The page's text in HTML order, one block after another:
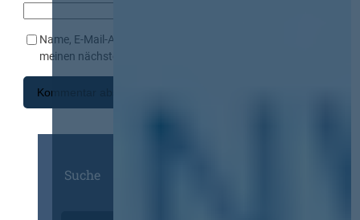
Name, E-Mail-Adresse und Website in diesem Browser für
meinen nächsten Kommentar speichern.
Suche